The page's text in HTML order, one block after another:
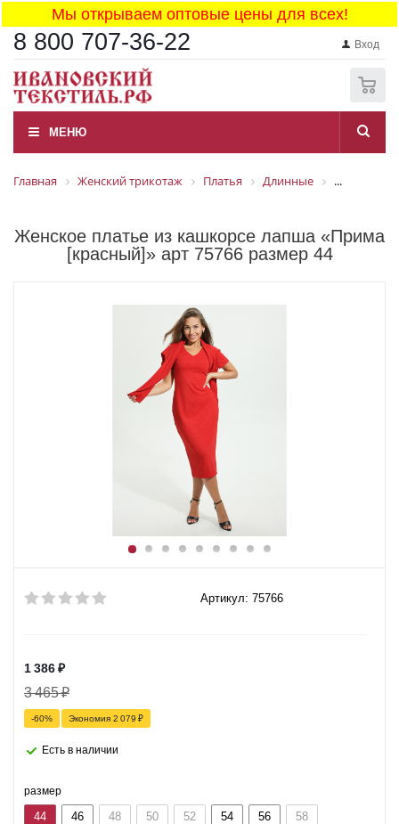
Мы открываем оптовые цены для всех!
8 800 707-36-22 Вход
МЕНЮ
Главная Женский трикотаж Платья Длинные ...
Женское платье из кашкорсе лапша «Прима
[красный]» арт 75766 размер 44
Артикул: 75766
1 386₽
3 465₽
-60% Экономия 2 079 ₽
Есть в наличии
размер
44 46 48 50 52 54 56 58